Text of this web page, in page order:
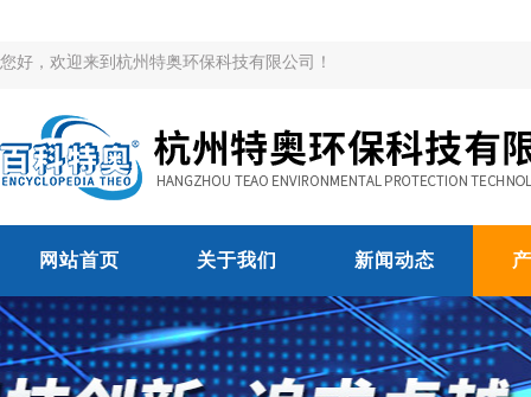
您好，欢迎来到杭州特奥环保科技有限公司！
网站首页 关于我们 新闻动态